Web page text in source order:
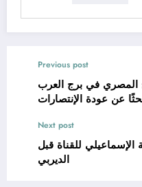
Previous post
المصري في برج العرب
عن عودة الإنتصارات
Next post
الإسماعيلي للقناة قبل
الديربي